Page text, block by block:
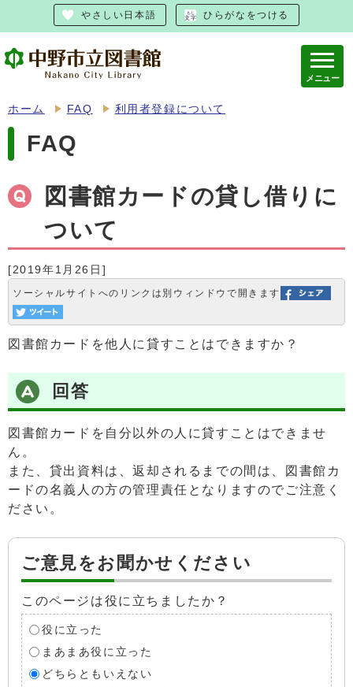
やさしい日本語 ひらがなをつける
メニュー
ホーム FAQ 利用者登録について
FAQ
図書館カードの貸し借りに
ついて
[2019年1月26日]
ソーシャルサイトへのリンクは別ウィンドウで開きます
図書館カードを他人に貸すことはできますか？
回答
図書館カードを自分以外の人に貸すことはできませ
ん。
また、貸出資料は、返却されるまでの間は、図書館カ
ードの名義人の方の管理責任となりますのでご注意く
ださい。
ご意見をお聞かせください
このページは役に立ちましたか？
役に立った
まあまあ役に立った
どちらともいえない